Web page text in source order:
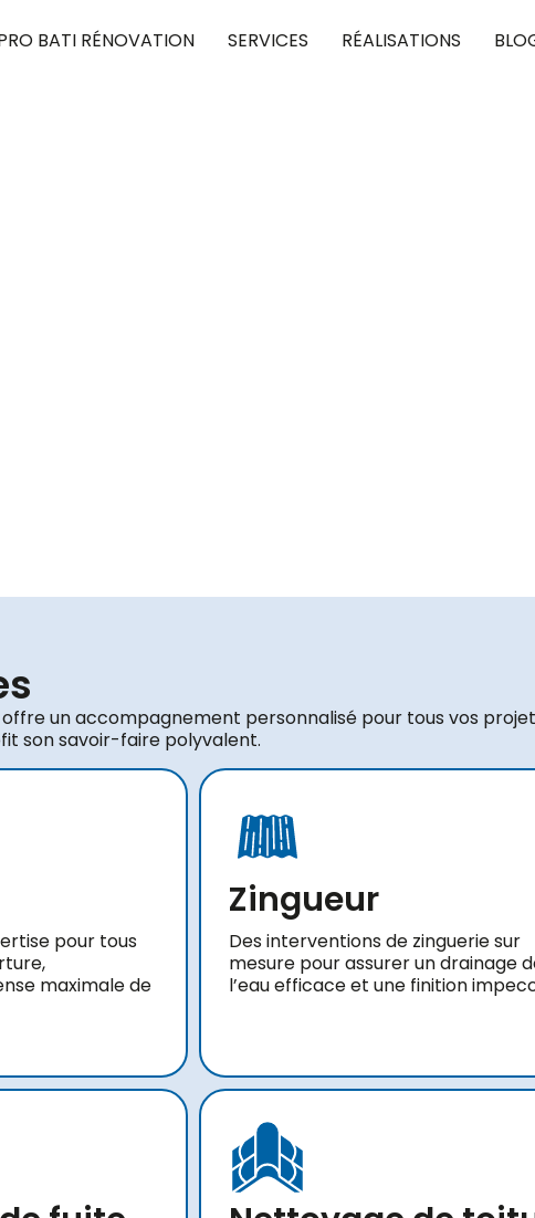
BATI RÉNOVATION SERVICES RÉALISATIONS
offre un accompagnement personnalisé pour tous vos
son savoir-faire polyvalent.
pour tous
maximale de
Zingueur
Des interventions de zinguerie sur
mesure pour assurer un drainage
l’eau efficace et une finition